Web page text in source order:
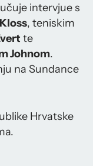
intervjue s
, teniskim
te
Johnom.
na Sundance
Hrvatske